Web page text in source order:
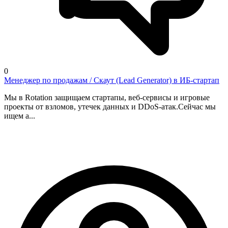
0
Менеджер по продажам / Скаут (Lead Generator) в ИБ-стартап
Мы в Rotation защищаем стартапы, веб-сервисы и игровые
проекты от взломов, утечек данных и DDoS-атак. ​Сейчас мы
ищем а...